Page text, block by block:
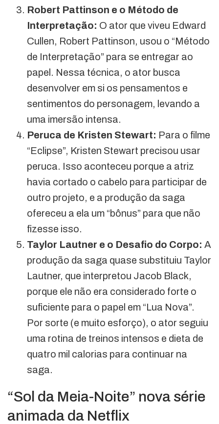
Robert Pattinson e o Método de
Interpretação: O ator que viveu Edward
Cullen, Robert Pattinson, usou o “Método
de Interpretação” para se entregar ao
papel. Nessa técnica, o ator busca
desenvolver em si os pensamentos e
sentimentos do personagem, levando a
uma imersão intensa.
Peruca de Kristen Stewart: Para o filme
“Eclipse”, Kristen Stewart precisou usar
peruca. Isso aconteceu porque a atriz
havia cortado o cabelo para participar de
outro projeto, e a produção da saga
ofereceu a ela um “bônus” para que não
fizesse isso.
Taylor Lautner e o Desafio do Corpo: A
produção da saga quase substituiu Taylor
Lautner, que interpretou Jacob Black,
porque ele não era considerado forte o
suficiente para o papel em “Lua Nova”.
Por sorte (e muito esforço), o ator seguiu
uma rotina de treinos intensos e dieta de
quatro mil calorias para continuar na
saga.
“Sol da Meia-Noite” nova série
animada da Netflix